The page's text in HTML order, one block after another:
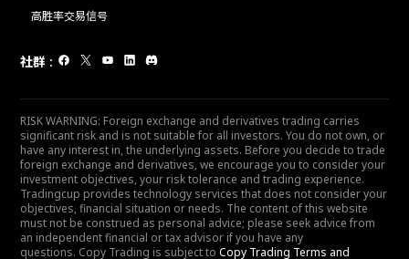
高胜率交易信号
社群 :
RISK WARNING: Foreign exchange and derivatives trading carries
significant risk and is not suitable for all investors. You do not own, or
have any interest in, the underlying assets. Before you decide to trade
foreign exchange and derivatives, we encourage you to consider your
investment objectives, your risk tolerance and trading experience.
Tradingcup provides technology services that does not consider your
objectives, financial situation or needs. The content of this website
must not be construed as personal advice; please seek advice from
an independent financial or tax advisor if you have any
questions. Copy Trading is subject to Copy Trading Terms and